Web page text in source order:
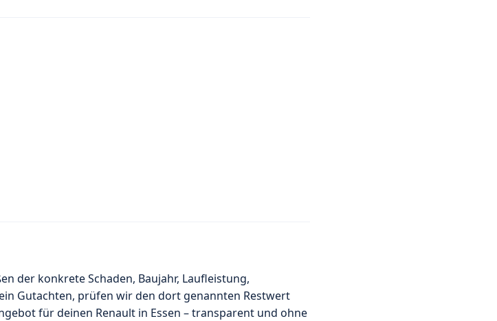
der konkrete Schaden, Baujahr, Laufleistung,
Gutachten, prüfen wir den dort genannten Restwert
für deinen Renault in Essen – transparent und ohne